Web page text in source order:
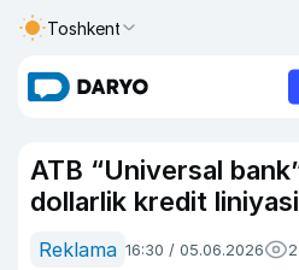
Toshkent
ATB “Universal
dollarlik kredit
Reklama 16:30 / 05.06.2026